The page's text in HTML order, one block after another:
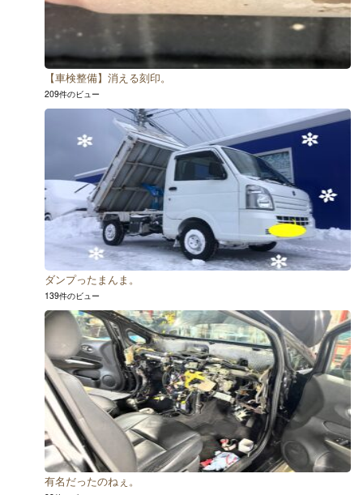
【車検整備】消える刻印。
209件のビュー
ダンプったまんま。
139件のビュー
有名だったのねぇ。